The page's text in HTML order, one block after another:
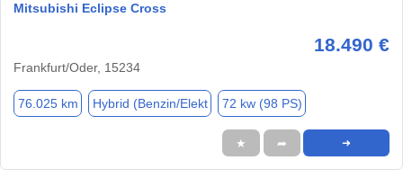
Mitsubishi Eclipse Cross
18.490 €
Frankfurt/Oder, 15234
76.025 km Hybrid (Benzin/Elekt 72 kw (98 PS)
★ ➦ ➜